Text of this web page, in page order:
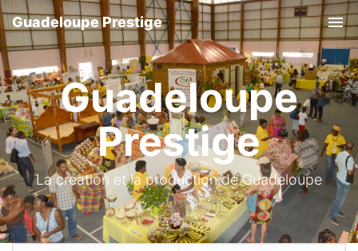
Guadeloupe Prestige
Guadeloupe
Prestige
La création et la production de Guadeloupe